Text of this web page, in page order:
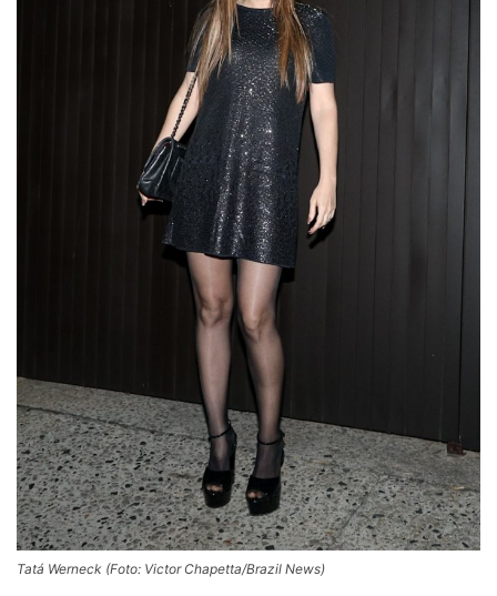
Tatá Werneck (Foto: Victor Chapetta/Brazil News)